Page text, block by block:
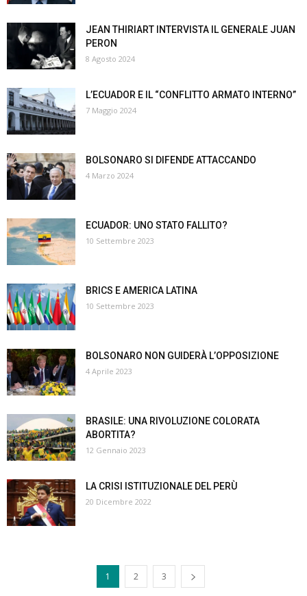
JEAN THIRIART INTERVISTA IL GENERALE JUAN
PERON
8 Agosto 2024
L’ECUADOR E IL “CONFLITTO ARMATO INTERNO”
7 Maggio 2024
BOLSONARO SI DIFENDE ATTACCANDO
4 Marzo 2024
ECUADOR: UNO STATO FALLITO?
10 Settembre 2023
BRICS E AMERICA LATINA
10 Settembre 2023
BOLSONARO NON GUIDERÀ L’OPPOSIZIONE
4 Aprile 2023
BRASILE: UNA RIVOLUZIONE COLORATA
ABORTITA?
12 Gennaio 2023
LA CRISI ISTITUZIONALE DEL PERÙ
20 Dicembre 2022
1 2 3